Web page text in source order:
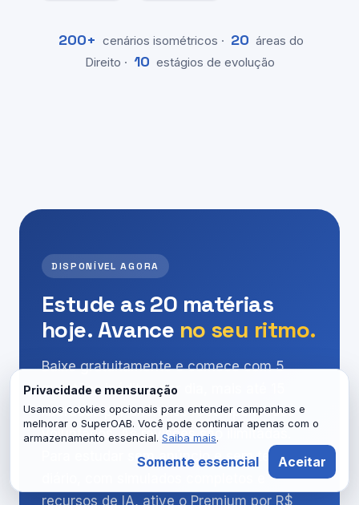
Adolescente
200+ cenários isométricos · 20 áreas do
Direito · 10 estágios de evolução
DISPONÍVEL AGORA
Estude as 20 matérias
hoje. Avance no seu ritmo.
Baixe gratuitamente e comece com 5
questões inéditas por dia, mais até 15
liberadas por anúncios recompensados
voluntários. As revisões são ilimitadas.
Para estudar sem anúncio e sem teto
recursos de IA, ative o Premium por R$
Privacidade e mensuração
Usamos cookies opcionais para entender campanhas e
melhorar o SuperOAB. Você pode continuar apenas com o
armazenamento essencial. Saiba mais.
Somente essencial Aceitar